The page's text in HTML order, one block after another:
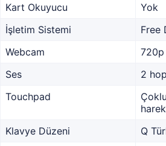
Kart Okuyucu
Yok
İşletim Sistemi
Free
Webcam
Ses
2
Touchpad
Klavye Düzeni
Q